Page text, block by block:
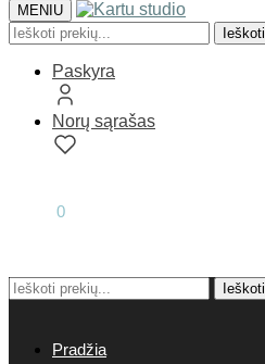
MENIU
Ieškoti
Paskyra
Norų sąrašas
0
Ieškoti
Pradžia